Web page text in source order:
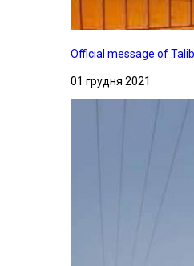
Official message of
01 грудня 2021